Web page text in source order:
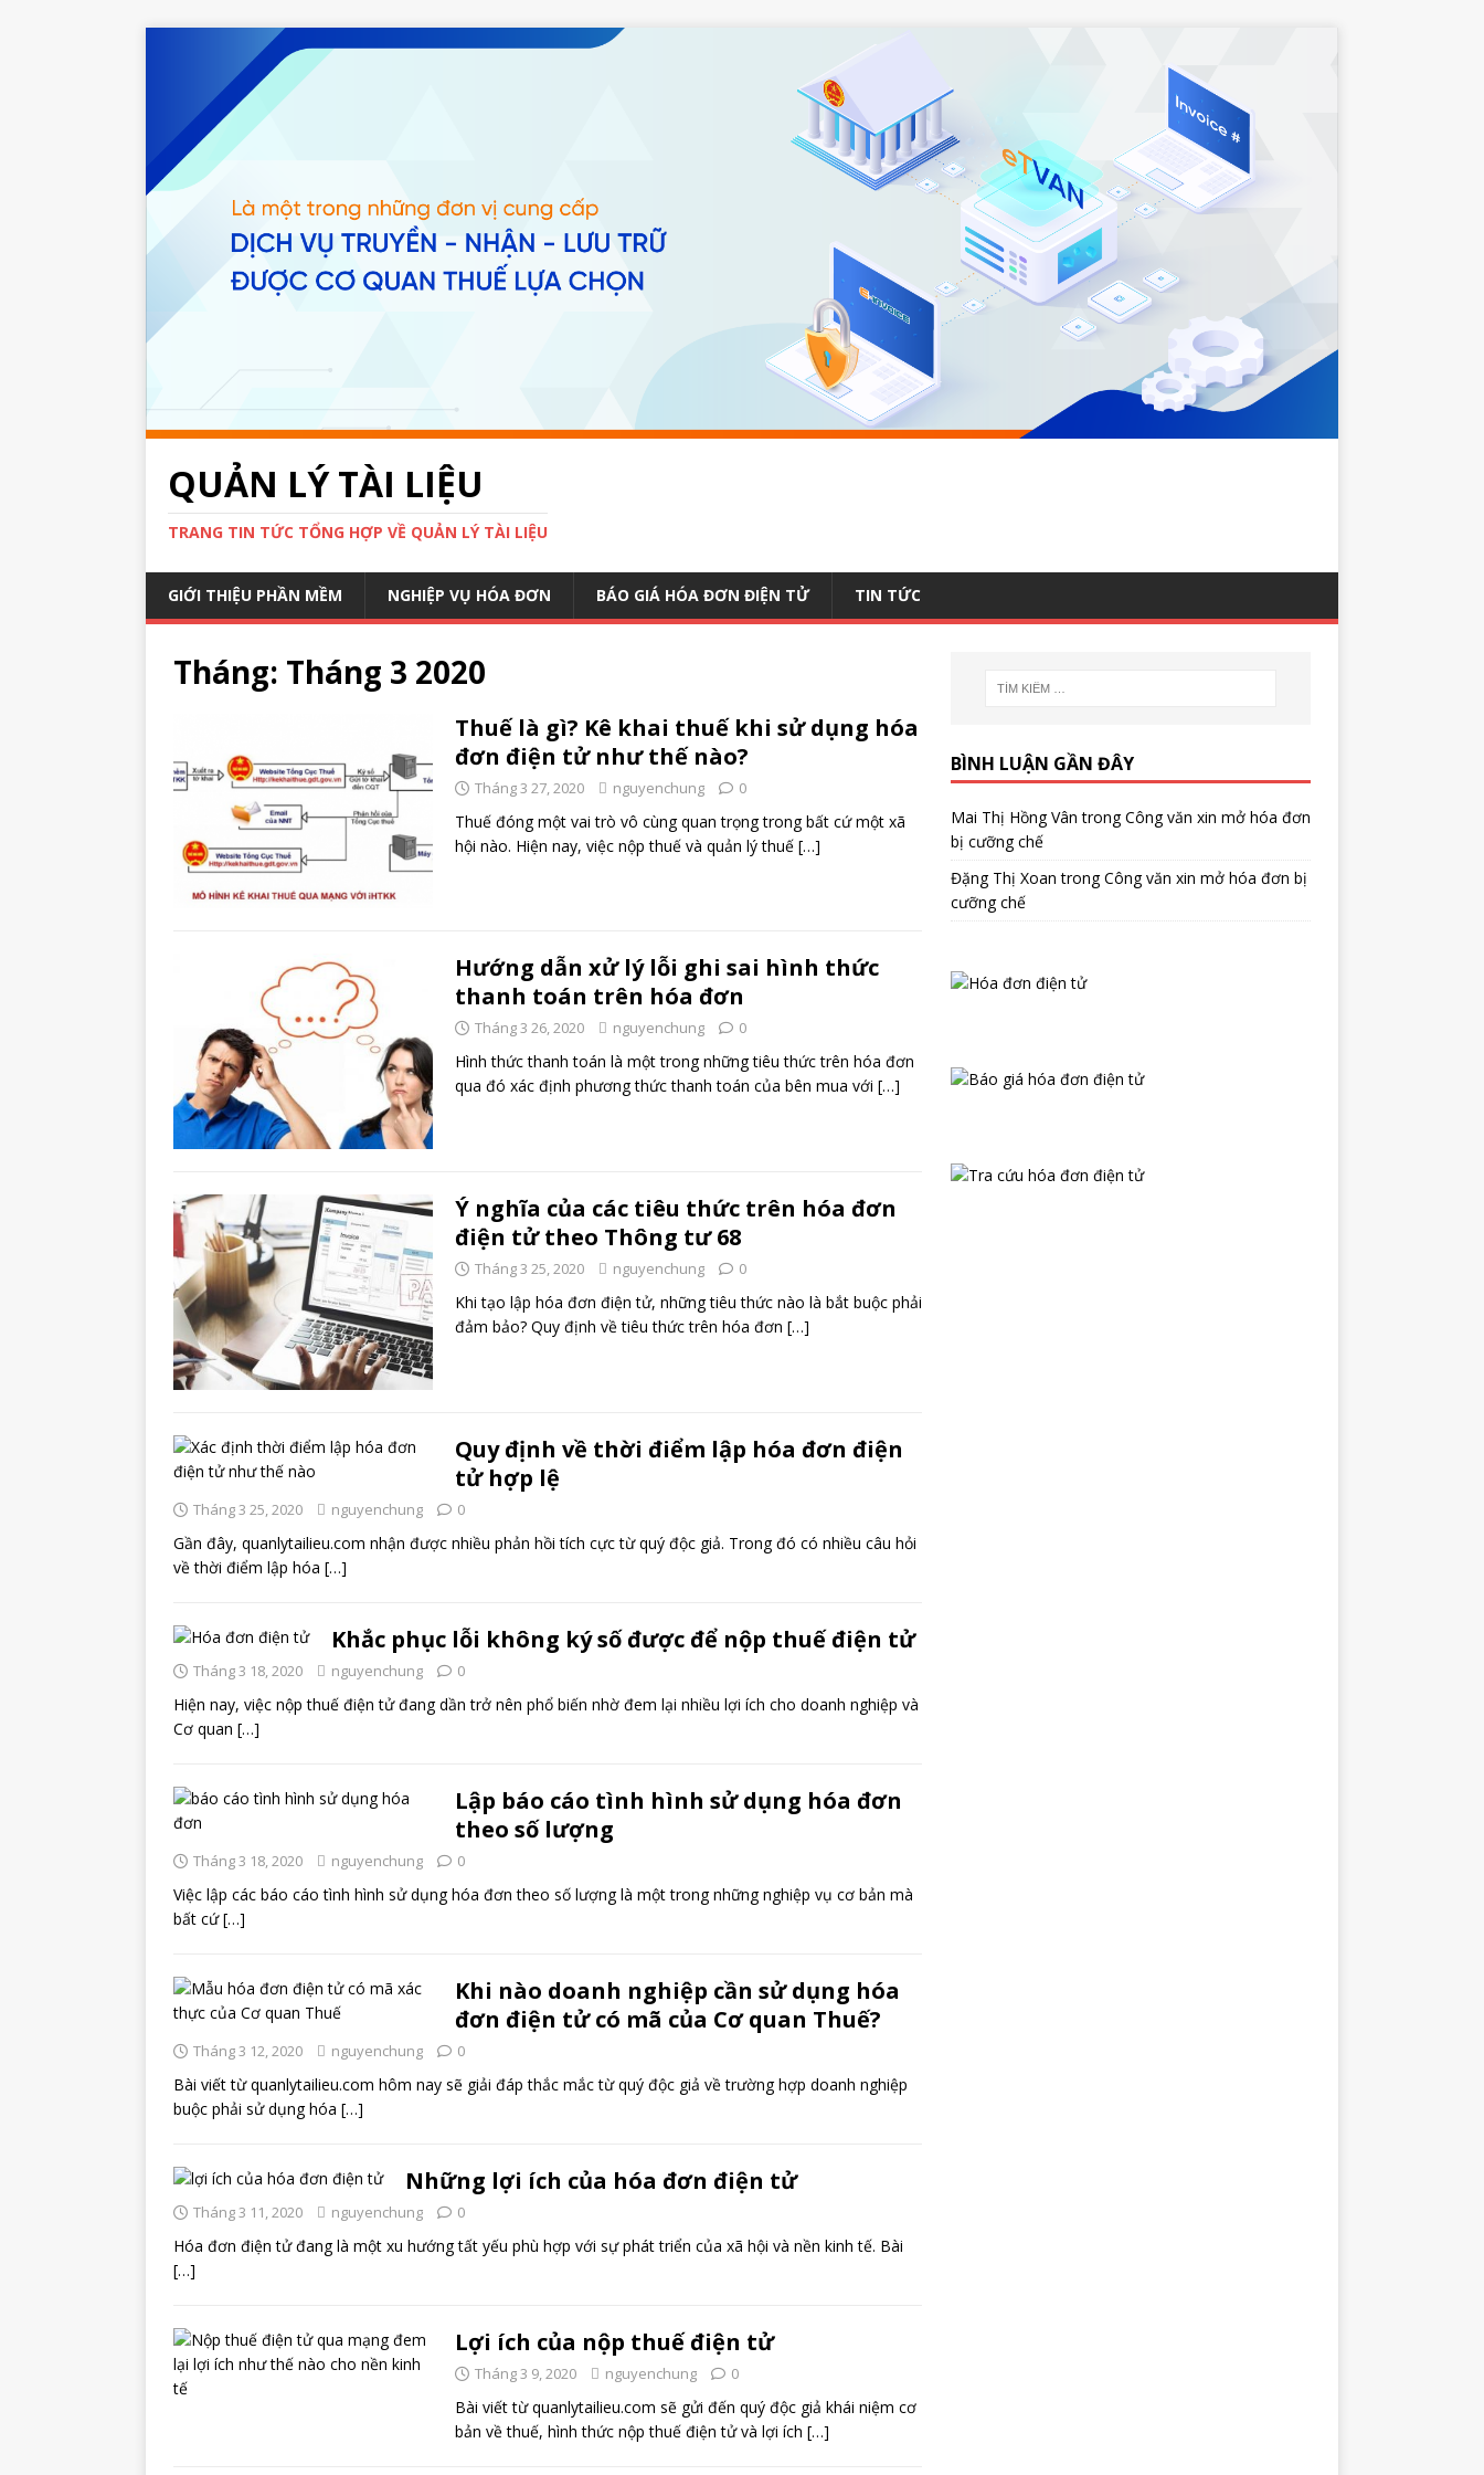
QUẢN LÝ TÀI LIỆU
TRANG TIN TỨC TỔNG HỢP VỀ QUẢN LÝ TÀI LIỆU
GIỚI THIỆU PHẦN MỀM NGHIỆP VỤ HÓA ĐƠN BÁO GIÁ HÓA ĐƠN ĐIỆN TỬ TIN TỨC
Tháng: Tháng 3 2020
Thuế là gì? Kê khai thuế khi sử dụng hóa
đơn điện tử như thế nào?
Tháng 3 27, 2020 nguyenchung 0
Thuế đóng một vai trò vô cùng quan trọng trong bất cứ một xã
hội nào. Hiện nay, việc nộp thuế và quản lý thuế […]
Hướng dẫn xử lý lỗi ghi sai hình thức
thanh toán trên hóa đơn
Tháng 3 26, 2020 nguyenchung 0
Hình thức thanh toán là một trong những tiêu thức trên hóa đơn
qua đó xác định phương thức thanh toán của bên mua với […]
Ý nghĩa của các tiêu thức trên hóa đơn
điện tử theo Thông tư 68
Tháng 3 25, 2020 nguyenchung 0
Khi tạo lập hóa đơn điện tử, những tiêu thức nào là bắt buộc phải
đảm bảo? Quy định về tiêu thức trên hóa đơn […]
Quy định về thời điểm lập hóa đơn điện
tử hợp lệ
Tháng 3 25, 2020 nguyenchung 0
Gần đây, quanlytailieu.com nhận được nhiều phản hồi tích cực từ quý độc giả. Trong đó có nhiều câu hỏi
về thời điểm lập hóa […]
Khắc phục lỗi không ký số được để nộp thuế điện tử
Tháng 3 18, 2020 nguyenchung 0
Hiện nay, việc nộp thuế điện tử đang dần trở nên phổ biến nhờ đem lại nhiều lợi ích cho doanh nghiệp và
Cơ quan […]
Lập báo cáo tình hình sử dụng hóa đơn
theo số lượng
Tháng 3 18, 2020 nguyenchung 0
Việc lập các báo cáo tình hình sử dụng hóa đơn theo số lượng là một trong những nghiệp vụ cơ bản mà
bất cứ[…]
Khi nào doanh nghiệp cần sử dụng hóa
đơn điện tử có mã của Cơ quan Thuế?
Tháng 3 12, 2020 nguyenchung 0
Bài viết từ quanlytailieu.com hôm nay sẽ giải đáp thắc mắc từ quý độc giả về trường hợp doanh nghiệp
buộc phải sử dụng hóa […]
Những lợi ích của hóa đơn điện tử
Tháng 3 11, 2020 nguyenchung 0
Hóa đơn điện tử đang là một xu hướng tất yếu phù hợp với sự phát triển của xã hội và nền kinh tế. Bài
[…]
Lợi ích của nộp thuế điện tử
Tháng 3 9, 2020 nguyenchung 0
Bài viết từ quanlytailieu.com sẽ gửi đến quý độc giả khái niệm cơ
bản về thuế, hình thức nộp thuế điện tử và lợi ích […]
BÌNH LUẬN GẦN ĐÂY
Mai Thị Hồng Vân trongCông văn xin mở hóa đơn
bị cưỡng chế
Đặng Thị Xoan trongCông văn xin mở hóa đơn bị
cưỡng chế